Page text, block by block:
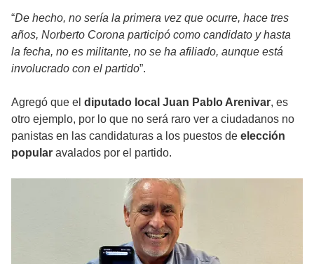
“De hecho, no sería la primera vez que ocurre, hace tres
años, Norberto Corona participó como candidato y hasta
la fecha, no es militante, no se ha afiliado, aunque está
involucrado con el partido”.
Agregó que el diputado local Juan Pablo Arenivar, es
otro ejemplo, por lo que no será raro ver a ciudadanos no
panistas en las candidaturas a los puestos de elección
popular avalados por el partido.